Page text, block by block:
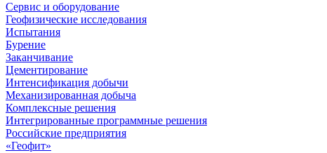
Сервис и оборудование
Геофизические исследования
Испытания
Бурение
Заканчивание
Цементирование
Интенсификация добычи
Механизированная добыча
Комплексные решения
Интегрированные программные решения
Российские предприятия
«Геофит»